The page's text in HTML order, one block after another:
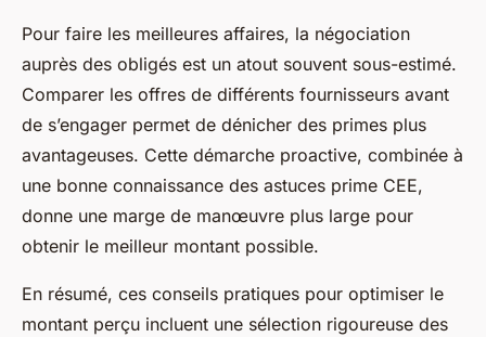
Pour faire les meilleures affaires, la négociation
auprès des obligés est un atout souvent sous-estimé.
Comparer les offres de différents fournisseurs avant
de s’engager permet de dénicher des primes plus
avantageuses. Cette démarche proactive, combinée à
une bonne connaissance des astuces prime CEE,
donne une marge de manœuvre plus large pour
obtenir le meilleur montant possible.
En résumé, ces conseils pratiques pour optimiser le
montant perçu incluent une sélection rigoureuse des